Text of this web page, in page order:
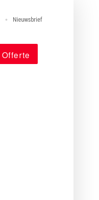
Nieuwsbrief
Offerte